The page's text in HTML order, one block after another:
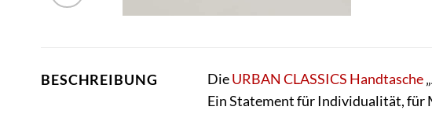
BESCHREIBUNG DieURBAN CLASSICS Handtasche
Ein Statement für Individualität, für